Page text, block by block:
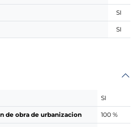
SI
SI
SI
de obra de urbanizacion 100 %